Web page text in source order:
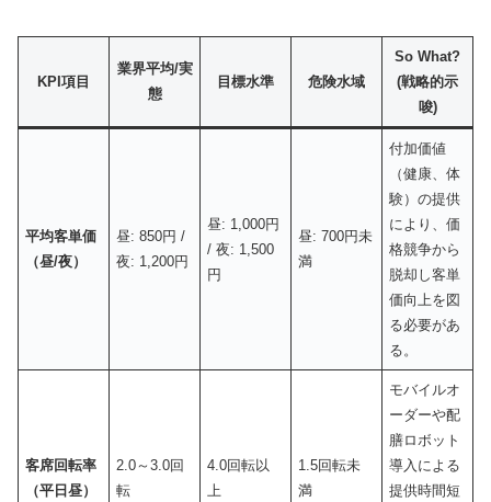
KPI項目
業界平均/実
態
目標水準 危険水域
So What?
(戦略的示
唆)
平均客単価
（昼/夜）
昼: 850円 /
夜: 1,200円
昼: 1,000円
/ 夜: 1,500
円
昼: 700円未
満
付加価値
（健康、体
験）の提供
により、価
格競争から
脱却し客単
価向上を図
る必要があ
る。
客席回転率
（平日昼）
2.0～3.0回
転
4.0回転以
上
1.5回転未
満
モバイルオ
ーダーや配
膳ロボット
導入による
提供時間短